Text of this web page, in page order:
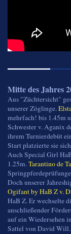
Mitte des Jahres
Aus "Züchtersicht"
unserer Zöglinge.
mehrfach! bis 1.45m
Schwester v. Aganix
ihrem Turnierdebüt
Start platzierte sie
Auch Special Girl
1.25m.Tarantino de
Doch unserer
Ogifant by HaB Z v.
HaB Z. Er wechselte
anschließender
auf ein Wiedersehen
Sattel von David Will.